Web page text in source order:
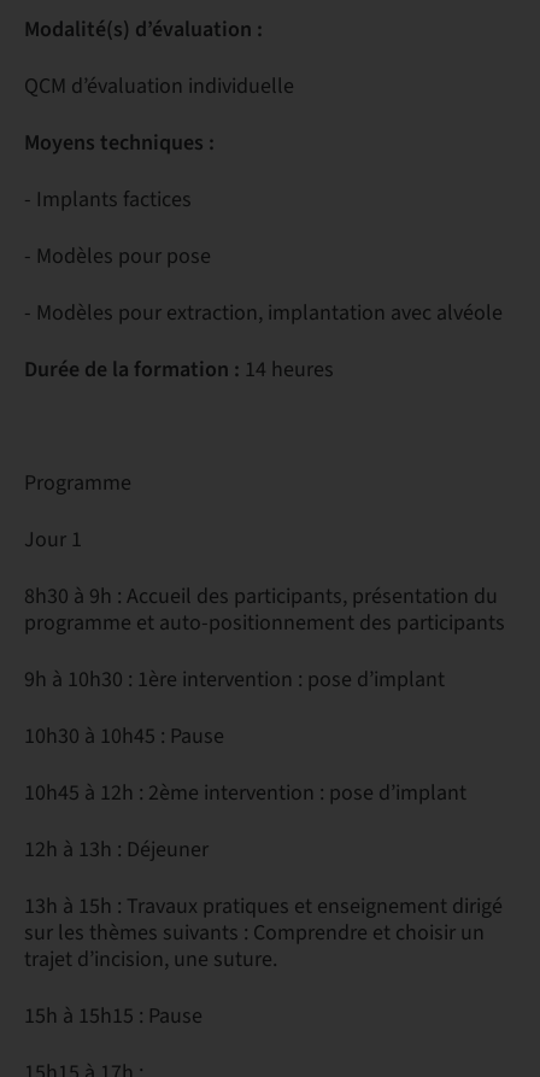
Modalité(s) d’évaluation :
QCM d’évaluation individuelle
Moyens techniques :
- Implants factices
- Modèles pour pose
- Modèles pour extraction, implantation avec alvéole
Durée de la formation : 14 heures
Programme
Jour 1
8h30 à 9h : Accueil des participants, présentation du
programme et auto-positionnement des participants
9h à 10h30 : 1ère intervention : pose d’implant
10h30 à 10h45 : Pause
10h45 à 12h : 2ème intervention : pose d’implant
12h à 13h : Déjeuner
13h à 15h : Travaux pratiques et enseignement dirigé
sur les thèmes suivants : Comprendre et choisir un
trajet d’incision, une suture.
15h à 15h15 : Pause